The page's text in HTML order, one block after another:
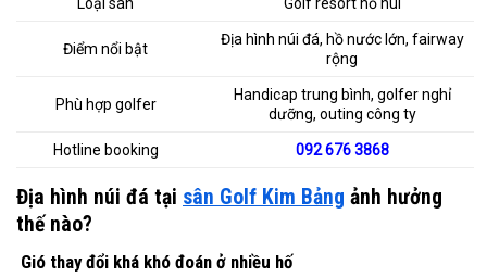
Điểm nổi bật
Địa hình núi đá, hồ nước lớn, fairway
rộng
Phù hợp golfer
Handicap trung bình, golfer nghỉ
dưỡng, outing công ty
Hotline booking 092 676 3868
Địa hình núi đá tại sân Golf Kim Bảng ảnh hưởng
thế nào?
Gió thay đổi khá khó đoán ở nhiều hố